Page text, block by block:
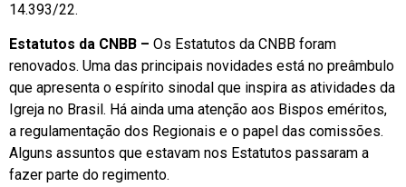
14.393/22.
Estatutos da CNBB – Os Estatutos da CNBB foram
renovados. Uma das principais novidades está no preâmbulo
que apresenta o espírito sinodal que inspira as atividades da
Igreja no Brasil. Há ainda uma atenção aos Bispos eméritos,
a regulamentação dos Regionais e o papel das comissões.
Alguns assuntos que estavam nos Estatutos passaram a
fazer parte do regimento.